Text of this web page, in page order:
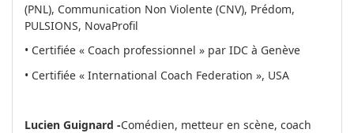
(PNL), Communication Non Violente (CNV), Prédom,
PULSIONS, NovaProfil
• Certifiée « Coach professionnel » par IDC à Genève
• Certifiée « International Coach Federation », USA
Lucien Guignard -Comédien, metteur en scène, coach